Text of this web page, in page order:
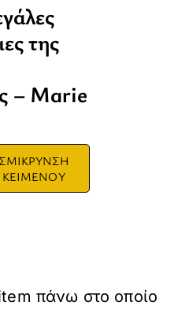
της
– Marie
ΣΜΙΚΡΥΝΣΗ
ΚΕΙΜΕΝΟΥ
πάνω στο οποίο